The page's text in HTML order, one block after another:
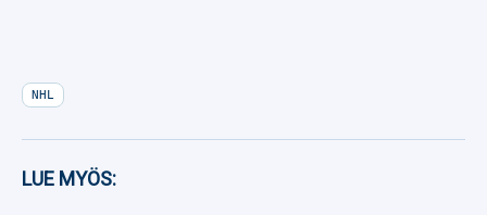
NHL
LUE MYÖS: